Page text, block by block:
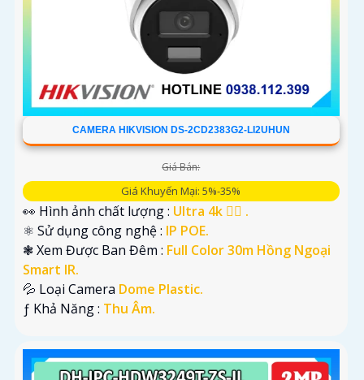
CAMERA HIKVISION DS-2CD2383G2-LI2UHUN
Giá Bán:
Giá Khuyến Mại: 5%-35%
👀 Hình ảnh chất lượng : Ultra 4k 👍🏾 .
⚛️ Sử dụng công nghệ : IP POE.
❃ Xem Được Ban Đêm : Full Color 30m Hồng Ngoại
Smart IR.
💦 Loại Camera Dome Plastic.
️ƒ Khả Năng : Thu Âm.